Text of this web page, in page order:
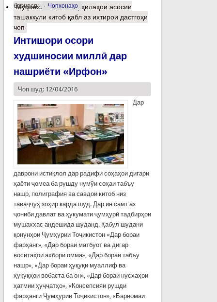
барчасп: Чопхонаҳо
Муфассалтаро Марҳилаҳои асосии
ташаккули китоб қабл аз ихтирои дастгоҳи
чоп
Интишори осори
худшиносии миллӣ дар
нашриёти «Ирфон»
Чоп шуд: 12/04/2016
Дар
даврони истиқлол дар радифи соҳаҳои дигари
ҳаёти ҷомеа ба рушду нумўи соҳаи табъу
нашр, полиграфия ва савдои китоб низ
таваҷҷуҳ зоҳир карда шуд. Дар ин самт аз
ҷониби давлат ва ҳукумати ҷумҳурӣ тадбирҳои
мушаххас андешида шуданд. Қабул шудани
қонунҳои Ҷумҳурии Тоҷикистон «Дар бораи
фарҳанг», «Дар бораи матбуот ва дигар
воситаҳои ахбори омма», «Дар бораи табъу
нашр», «Дар бораи ҳуқуқи муаллиф ва
ҳуқуқҳои вобаста ба он», «Дар бораи нусхаҳои
ҳатмии ҳуҷҷатҳо», «Консепсияи рушди
фарҳанги Ҷумҳурии Тоҷикистон», «Барномаи